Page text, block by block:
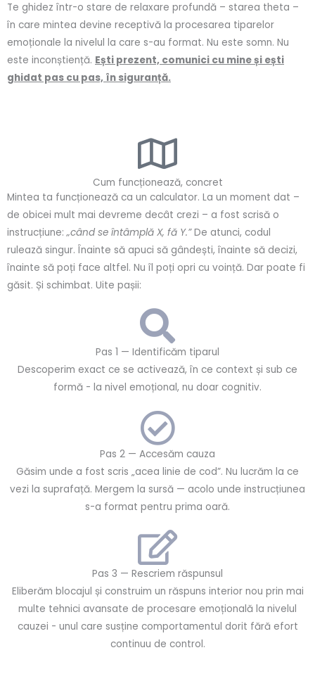
Te ghidez într-o stare de relaxare profundă – starea theta –
în care mintea devine receptivă la procesarea tiparelor
emoționale la nivelul la care s-au format. Nu este somn. Nu
este inconștiență. Ești prezent, comunici cu mine și ești
ghidat pas cu pas, în siguranță.
Cum funcționează, concret
Mintea ta funcționează ca un calculator. La un moment dat –
de obicei mult mai devreme decât crezi – a fost scrisă o
instrucțiune:„când se întâmplă X, fă Y.”De atunci, codul
rulează singur. Înainte să apuci să gândești, înainte să decizi,
înainte să poți face altfel. Nu îl poți opri cu voință. Dar poate fi
găsit. Și schimbat. Uite pașii:
Pas 1 — Identificăm tiparul
Descoperim exact ce se activează, în ce context și sub ce
formă - la nivel emoțional, nu doar cognitiv.
Pas 2 — Accesăm cauza
Găsim unde a fost scris „acea linie de cod”. Nu lucrăm la ce
vezi la suprafață. Mergem la sursă — acolo unde instrucțiunea
s-a format pentru prima oară.
Pas 3 — Rescriem răspunsul
Eliberăm blocajul și construim un răspuns interior nou prin mai
multe tehnici avansate de procesare emoțională la nivelul
cauzei - unul care susține comportamentul dorit fără efort
continuu de control.